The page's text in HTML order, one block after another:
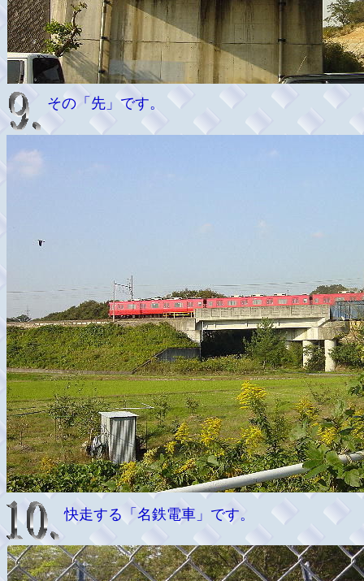
その「先」です。
快走する「名鉄電車」です。